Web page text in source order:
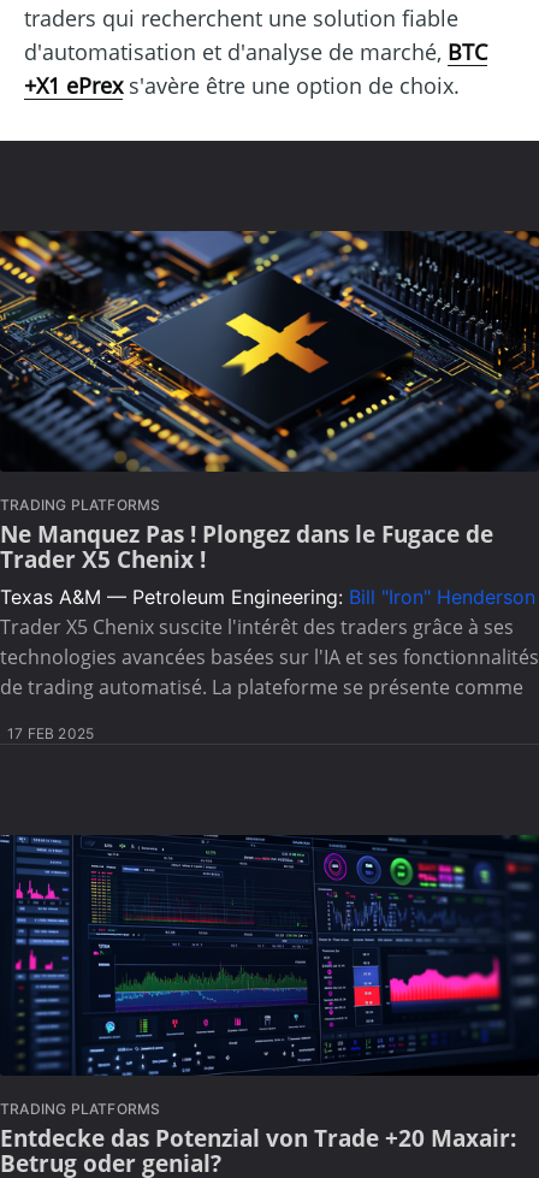
traders qui recherchent une solution fiable
d'automatisation et d'analyse de marché, BTC
+X1 ePrexs'avère être une option de choix.
TRADING PLATFORMS
Ne Manquez Pas ! Plongez dans le Fugace de
Trader X5 Chenix !
Texas A&M — Petroleum Engineering: Bill "Iron" Henderson
Trader X5 Chenix suscite l'intérêt des traders grâce à ses
technologies avancées basées sur l'IA et ses fonctionnalités
de trading automatisé. La plateforme se présente comme
17 FEB 2025
TRADING PLATFORMS
Entdecke das Potenzial von Trade +20 Maxair:
Betrug oder genial?